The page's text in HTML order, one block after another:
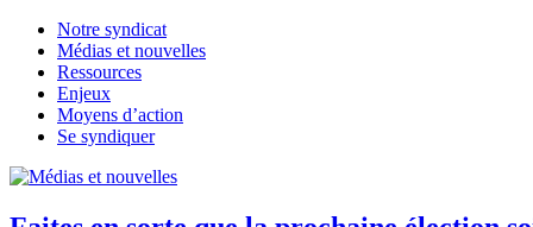
Notre syndicat
Médias et nouvelles
Ressources
Enjeux
Moyens d’action
Se syndiquer